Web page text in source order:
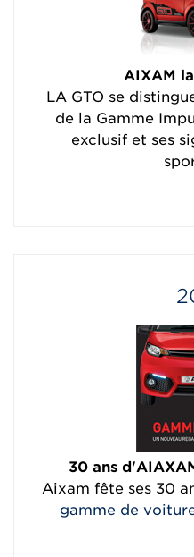
AIXAM
LA GTO se
de la Gamme
exclusif et ses
30 ans
Aixam fête ses 30
gamme de